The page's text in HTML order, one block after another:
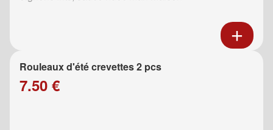
Rouleaux d'été crevettes 2 pcs
7.50 €